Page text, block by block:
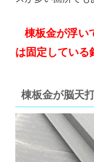
棟板金が浮い
は固定している
棟板金が脳天